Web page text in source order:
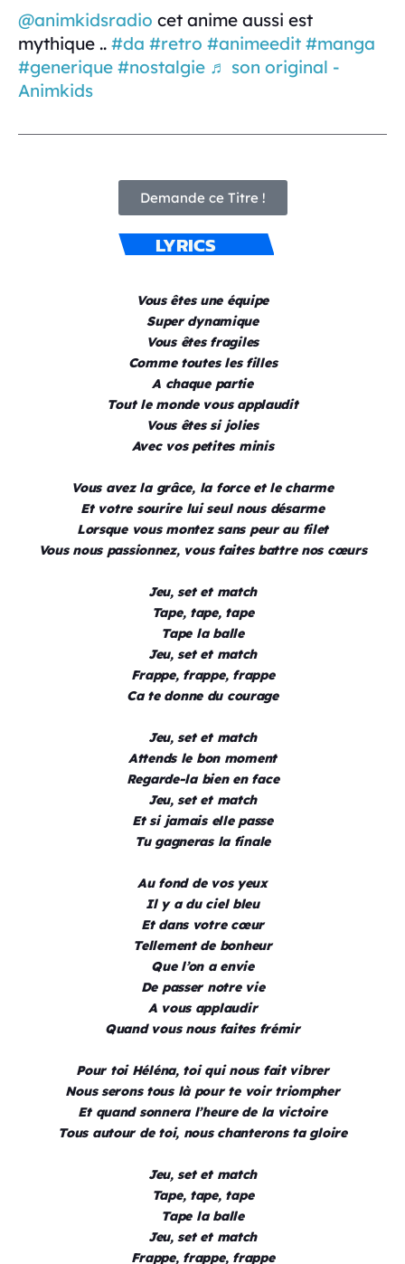
@animkidsradio cet anime aussi est
mythique .. #da #retro #animeedit #manga
#generique #nostalgie ♬ son original -
Animkids
Demande ce Titre !
LYRICS
Vous êtes une équipe
Super dynamique
Vous êtes fragiles
Comme toutes les filles
A chaque partie
Tout le monde vous applaudit
Vous êtes si jolies
Avec vos petites minis
Vous avez la grâce, la force et le charme
Et votre sourire lui seul nous désarme
Lorsque vous montez sans peur au filet
Vous nous passionnez, vous faites battre nos cœurs
Jeu, set et match
Tape, tape, tape
Tape la balle
Jeu, set et match
Frappe, frappe, frappe
Ca te donne du courage
Jeu, set et match
Attends le bon moment
Regarde-la bien en face
Jeu, set et match
Et si jamais elle passe
Tu gagneras la finale
Au fond de vos yeux
Il y a du ciel bleu
Et dans votre cœur
Tellement de bonheur
Que l’on a envie
De passer notre vie
A vous applaudir
Quand vous nous faites frémir
Pour toi Héléna, toi qui nous fait vibrer
Nous serons tous là pour te voir triompher
Et quand sonnera l’heure de la victoire
Tous autour de toi, nous chanterons ta gloire
Jeu, set et match
Tape, tape, tape
Tape la balle
Jeu, set et match
Frappe, frappe, frappe